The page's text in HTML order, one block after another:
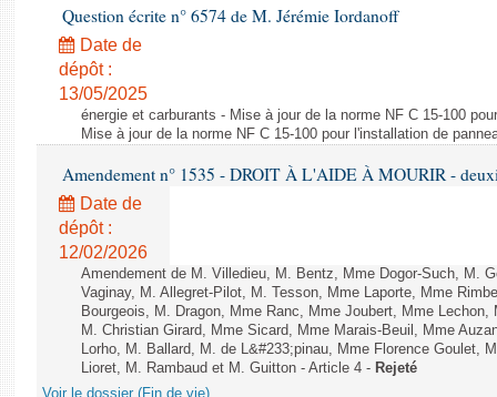
Question écrite n° 6574 de M. Jérémie Iordanoff
Date de
dépôt :
13/05/2025
énergie et carburants - Mise à jour de la norme NF C 15-100
Mise à jour de la norme NF C 15-100 pour l'installation de
Amendement n° 1535 - DROIT À L'AIDE À MOURIR -
Date de
dépôt :
12/02/2026
Amendement de M. Villedieu, M. Bentz, Mme Dogor-Such, M.
Vaginay, M. Allegret-Pilot, M. Tesson, Mme Laporte, Mme
Bourgeois, M. Dragon, Mme Ranc, Mme Joubert, Mme
M. Christian Girard, Mme Sicard, Mme Marais-Beuil, Mme
Lorho, M. Ballard, M. de L&#233;pinau, Mme Florence Goulet,
Lioret, M. Rambaud et M. Guitton - Article 4 - Rejeté
Voir le dossier (Fin de vie)